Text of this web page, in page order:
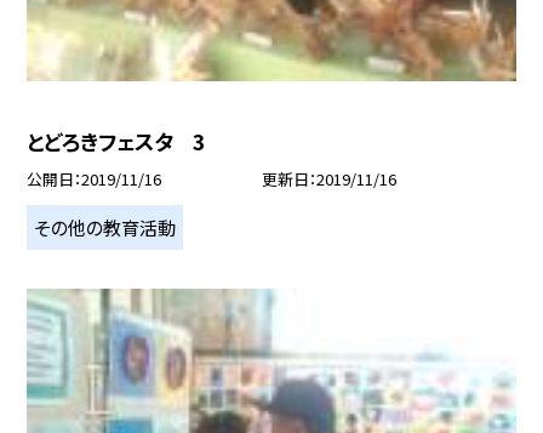
とどろきフェスタ 3
公開日 2019/11/16 更新日 2019/11/16
その他の教育活動